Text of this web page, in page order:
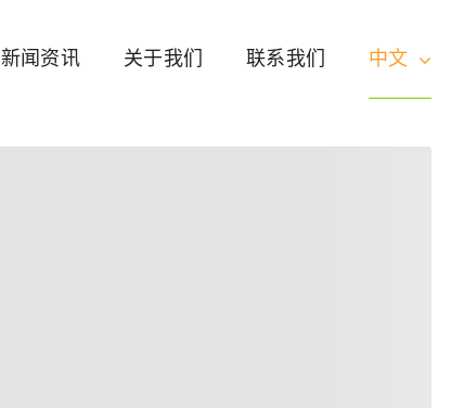
新闻资讯 关于我们 联系我们 中文